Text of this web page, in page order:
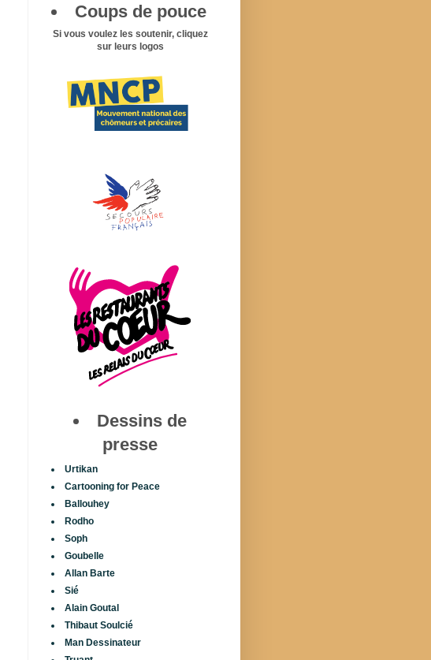
Coups de pouce
Si vous voulez les soutenir, cliquez
sur leurs logos
Dessins de
presse
Urtikan
Cartooning for Peace
Ballouhey
Rodho
Soph
Goubelle
Allan Barte
Sié
Alain Goutal
Thibaut Soulcié
Man Dessinateur